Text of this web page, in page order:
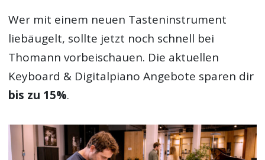
Wer mit einem neuen Tasteninstrument
liebäugelt, sollte jetzt noch schnell bei
Thomann vorbeischauen. Die aktuellen
Keyboard & Digitalpiano Angebote sparen dir
bis zu 15%.